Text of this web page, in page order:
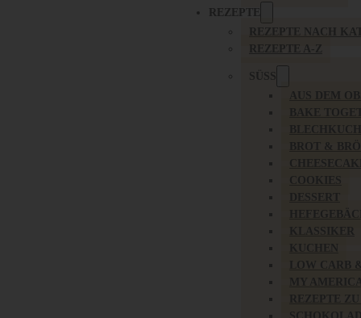
REZEPTE
REZEPTE NACH
REZEPTE A-Z
SÜSS